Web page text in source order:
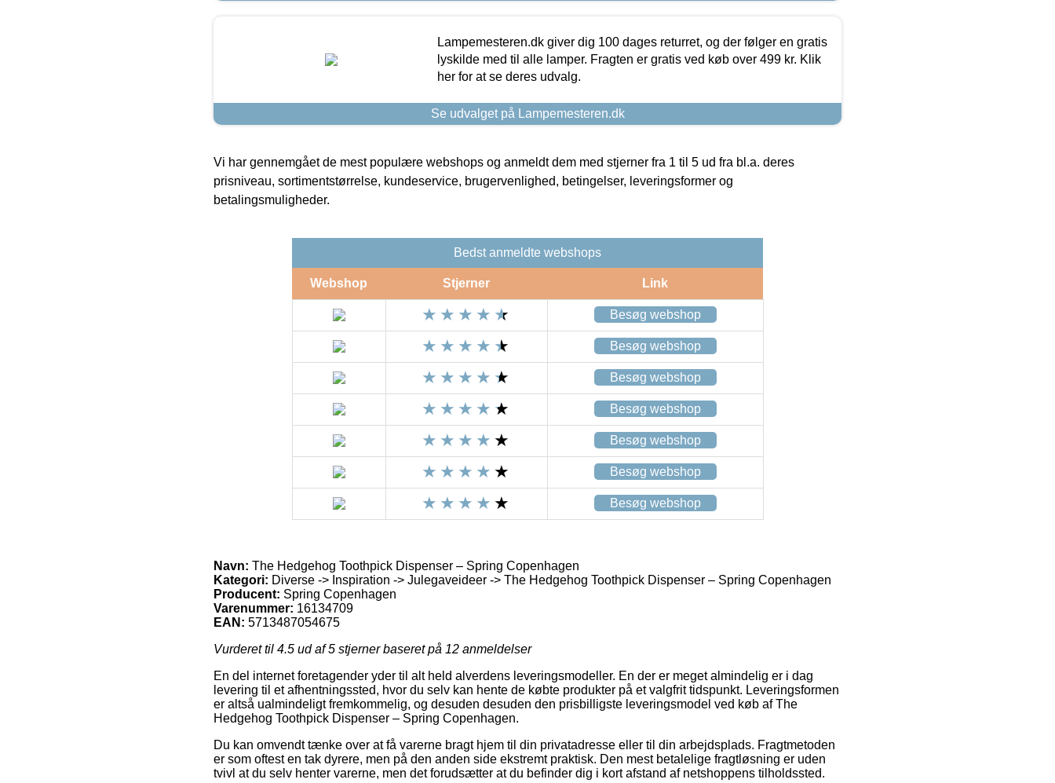
Lampemesteren.dk giver dig 100 dages returret, og der følger en gratis
lyskilde med til alle lamper. Fragten er gratis ved køb over 499 kr. Klik
her for at se deres udvalg.
Se udvalget på Lampemesteren.dk
Vi har gennemgået de mest populære webshops og anmeldt dem med stjerner fra 1 til 5 ud fra bl.a. deres
prisniveau, sortimentstørrelse, kundeservice, brugervenlighed, betingelser, leveringsformer og
betalingsmuligheder.
Bedst anmeldte webshops
Webshop Stjerner Link
Besøg webshop
Besøg webshop
Besøg webshop
Besøg webshop
Besøg webshop
Besøg webshop
Besøg webshop
Navn: The Hedgehog Toothpick Dispenser – Spring Copenhagen
Kategori: Diverse -> Inspiration -> Julegaveideer -> The Hedgehog Toothpick Dispenser – Spring Copenhagen
Producent: Spring Copenhagen
Varenummer: 16134709
EAN: 5713487054675
Vurderet til 4.5 ud af 5 stjerner baseret på 12 anmeldelser
En del internet foretagender yder til alt held alverdens leveringsmodeller. En der er meget almindelig er i dag
levering til et afhentningssted, hvor du selv kan hente de købte produkter på et valgfrit tidspunkt. Leveringsformen
er altså ualmindeligt fremkommelig, og desuden desuden den prisbilligste leveringsmodel ved køb af The
Hedgehog Toothpick Dispenser – Spring Copenhagen.
Du kan omvendt tænke over at få varerne bragt hjem til din privatadresse eller til din arbejdsplads. Fragtmetoden
er som oftest en tak dyrere, men på den anden side ekstremt praktisk. Den mest betalelige fragtløsning er uden
tvivl at du selv henter varerne, men det forudsætter at du befinder dig i kort afstand af netshoppens tilholdssted.